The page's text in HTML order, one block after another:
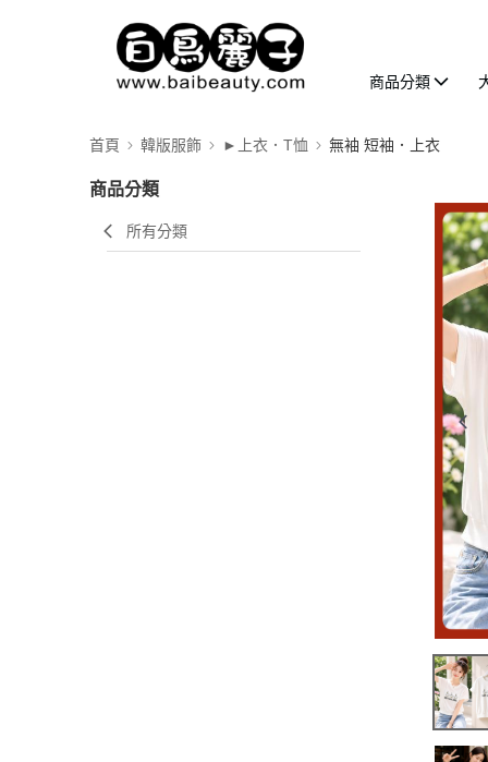
商品分類
首頁 韓版服飾 ►上衣．T恤 無袖 短袖．上衣
商品分類
所有分類